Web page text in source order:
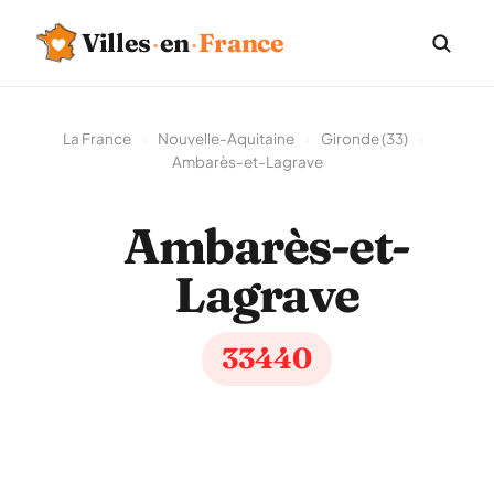
Villes·en·France
La France Nouvelle-Aquitaine Gironde (33)
Ambarès-et-Lagrave
Ambarès-et-
Lagrave
33440